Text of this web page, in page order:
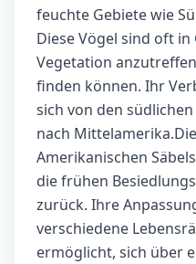
feuchte Gebiete wie
Diese Vögel sind oft
Vegetation
finden können. Ihr
sich von den
nach
Amerikanischen
die frühen
zurück. Ihre
verschiedene
ermöglicht, sich über